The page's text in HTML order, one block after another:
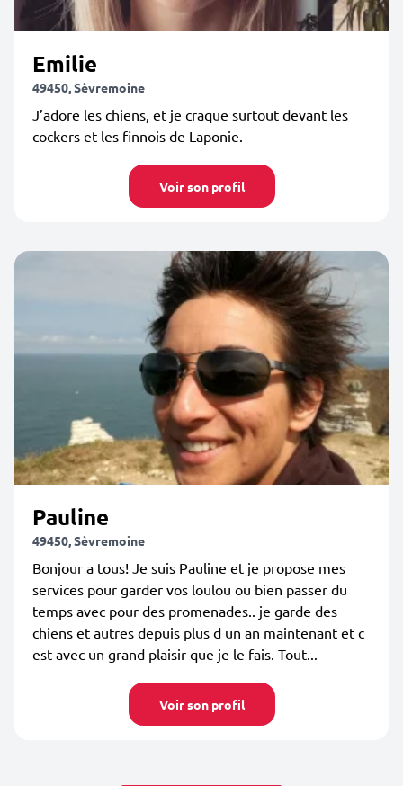
Emilie
49450, Sèvremoine
J’adore les chiens, et je craque surtout devant les
cockers et les finnois de Laponie.
Voir son profil
Pauline
49450, Sèvremoine
Bonjour a tous! Je suis Pauline et je propose mes
services pour garder vos loulou ou bien passer du
temps avec pour des promenades.. je garde des
chiens et autres depuis plus d un an maintenant et c
est avec un grand plaisir que je le fais. Tout...
Voir son profil